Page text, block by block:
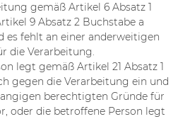
gemäß Artikel 6 Absatz 1
9 Absatz 2 Buchstabe a
es fehlt an einer anderweitigen
die Verarbeitung.
legt gemäß Artikel 21 Absatz 1
gegen die Verarbeitung ein und
berechtigten Gründe für
oder die betroffene Person legt